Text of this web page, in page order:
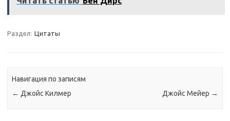
Раздел: Цитаты
Навигация по записям
← Джойс Килмер Джойс Мейер →